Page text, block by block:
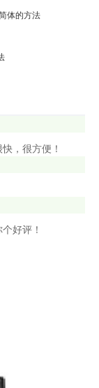
体的方法
，很方便！
好评！